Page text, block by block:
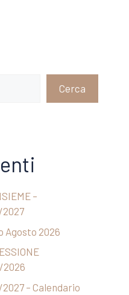
Cerca
–
2027
Agosto 2026
2026
– Calendario